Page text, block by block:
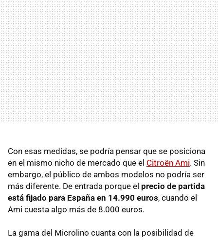
Con esas medidas, se podría pensar que se posiciona
en el mismo nicho de mercado que el Citroën Ami. Sin
embargo, el público de ambos modelos no podría ser
más diferente. De entrada porque el precio de partida
está fijado para España en 14.990 euros, cuando el
Ami cuesta algo más de 8.000 euros.
La gama del Microlino cuanta con la posibilidad de